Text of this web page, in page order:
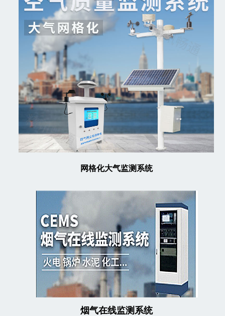
网格化大气监测系统
烟气在线监测系统